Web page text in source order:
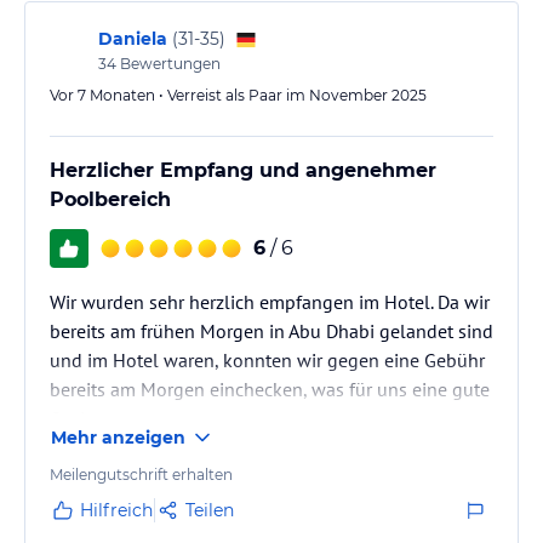
Das Hotel verfügt über einen Fitnessraum, in dem Sie sich fit
halten können. Nach dem Training können Sie im Außenpool des
chemische Reinigung oder einen Bügelservice arrangieren.
Verfasst von HolidayCheck mit Hilfe von KI. Alle
Angaben ohne Gewähr. Bitte lies vor der Buchung die
verbindlichen
Angebotsdetails des jeweiligen Veranstalters.
Daniela (31-35)
34 Bewertungen
Vor 7 Monaten • Verreist als Paar im November 2025
Herzlicher Empfang und angenehmer
Poolbereich
6 / 6
Wir wurden sehr herzlich empfangen im Hotel. Da wir
bereits am frühen Morgen in Abu Dhabi gelandet sind
und im Hotel waren, konnten wir gegen eine Gebühr
bereits am Morgen einchecken, was für uns eine gute
Mehr anzeigen
Meilengutschrift erhalten
Hilfreich Teilen